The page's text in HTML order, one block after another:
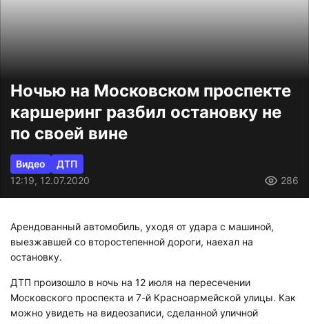
Ночью на Московском проспекте
каршеринг разбил остановку не
по своей вине
Видео
ДТП
12:19, 12.07.2020
286
Арендованный автомобиль, уходя от удара с машиной,
выезжавшей со второстепенной дороги, наехал на
остановку.
ДТП произошло в ночь на 12 июля на пересечении
Московского проспекта и 7-й Красноармейской улицы. Как
можно увидеть на видеозаписи, сделанной уличной